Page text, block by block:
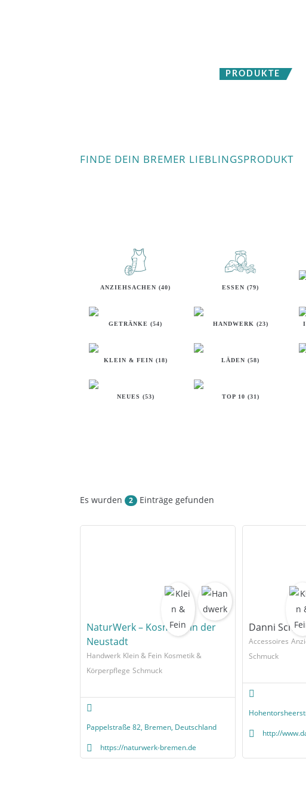
PRODUKTE
FINDE DEIN BREMER LIEBLINGSPRODUKT
ANZIEHSACHEN (40) ESSEN (79)
GETRÄNKE (54) HANDWERK (23)
KLEIN & FEIN (18) LÄDEN (58)
NEUES (53) TOP 10 (31)
Es wurden 2 Einträge gefunden
NaturWerk – Kosmetik in der
Neustadt
Handwerk Klein & Fein Kosmetik &
Körperpflege Schmuck
Pappelstraße 82, Bremen, Deutschland
https://naturwerk-bremen.de
Danni
Accessoires
Schmuck
http://